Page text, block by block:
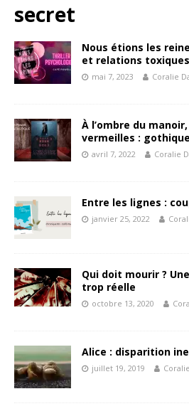
secret
Nous étions les
et relations toxiques
mai 7, 2023 Coralie
À l’ombre du
vermeilles :
avril 7, 2022 Coralie
Entre les lignes :
janvier 25, 2022
Qui doit mourir ?
trop réelle
octobre 13, 2020
Alice : disparition
juillet 19, 2019